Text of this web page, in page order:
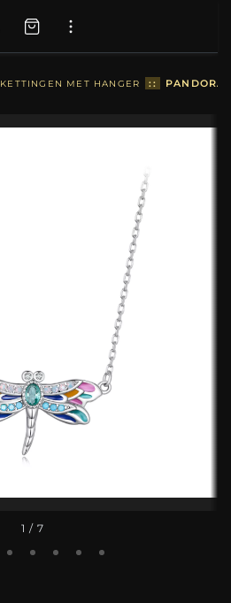
KETTINGEN MET HANGER :: PANDORA
1 / 7